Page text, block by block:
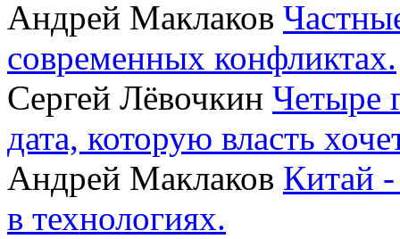
Андрей Маклаков
современных конфликтах.
Сергей Лёвочкин Четыре
дата, которую власть
Андрей Маклаков Китай
в технологиях.